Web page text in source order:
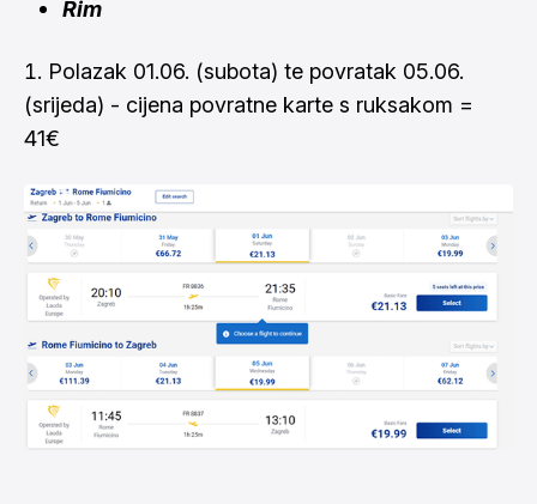
Rim
Polazak 01.06. (subota) te povratak 05.06.
(srijeda) - cijena povratne karte s ruksakom =
41€